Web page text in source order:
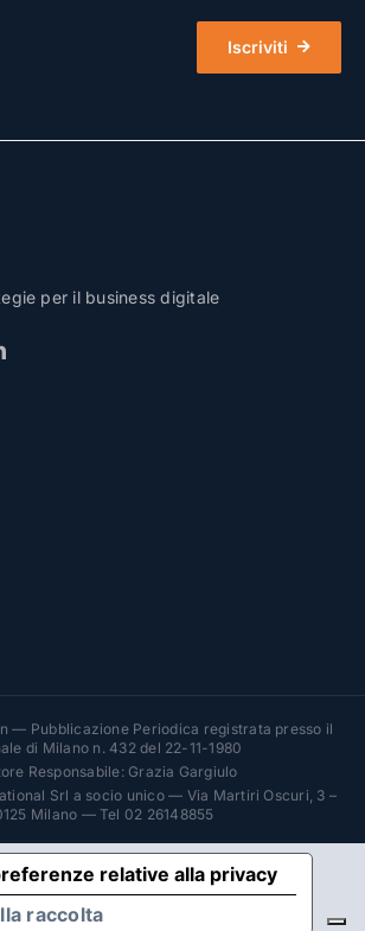
Iscriviti
per il business digitale
— Pubblicazione Periodica registrata presso il
di Milano n. 432 del 22-11-1980
Responsabile: Grazia Gargiulo
Srl a socio unico — Via Martiri Oscuri, 3 –
Milano — Tel 02 26148855
raccolta
relative alla privacy